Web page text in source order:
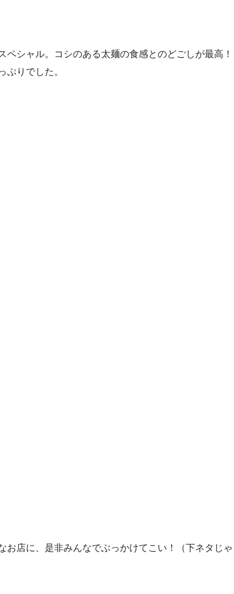
シャル。コシのある太麺の食感とのどごしが最高！
ぷりでした。
お店に、是非みんなでぶっかけてこい！（下ネタじゃ